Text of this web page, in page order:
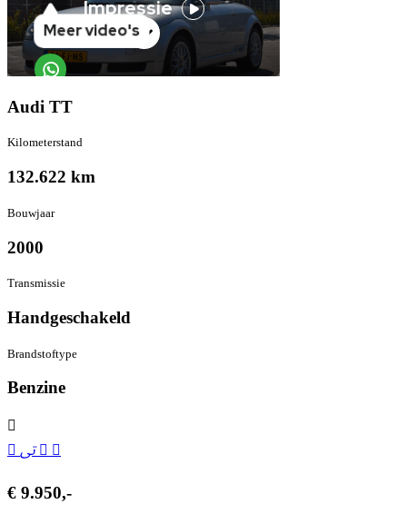
Audi TT
Kilometer­stand
132.622 km
Bouwjaar
2000
Transmissie
Hand­geschakeld
Brandstof­type
Benzine
€ 9.950,-